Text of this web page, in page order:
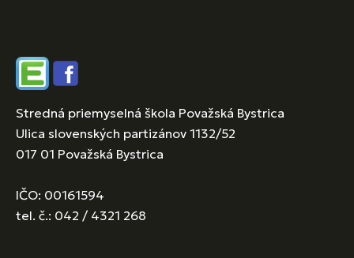
EdupageFacebook
Stredná priemyselná škola Považská Bystrica
Ulica slovenských partizánov 1132/52
017 01 Považská Bystrica
IČO: 00161594
tel. č.: 042 / 4321 268